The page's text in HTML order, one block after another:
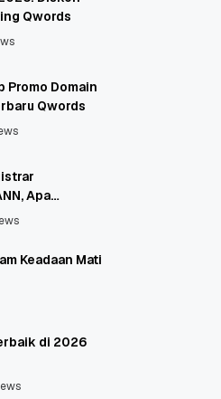
Qwords
Promo Domain
Qwords
Apa
Keadaan Mati
di 2026